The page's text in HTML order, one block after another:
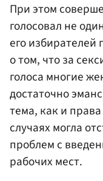
При этом
голосовал не
его избирателей
о том, что за
голоса многие
достаточно
тема, как и
случаях могла
проблем с
рабочих мест.